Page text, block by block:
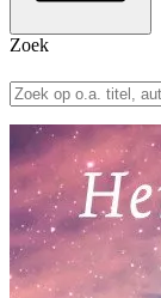
Zoek